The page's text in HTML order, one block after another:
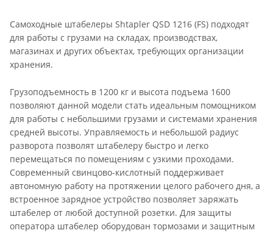
Самоходные штабелеры Shtapler QSD 1216 (FS) подходят
для работы с грузами на складах, производствах,
магазинах и других объектах, требующих организации
хранения.
Грузоподъемность в 1200 кг и высота подъема 1600
позволяют данной модели стать идеальным помощником
для работы с небольшими грузами и системами хранения
средней высоты. Управляемость и небольшой радиус
разворота позволят штабелеру быстро и легко
перемещаться по помещениям с узкими проходами.
Современный свинцово-кислотный поддерживает
автономную работу на протяжении целого рабочего дня, а
встроенное зарядное устройство позволяет заряжать
штабелер от любой доступной розетки. Для защиты
оператора штабелер оборудован тормозами и защитным